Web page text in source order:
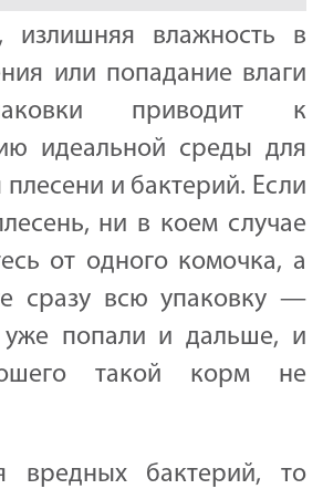
излишняя влажность в
или попадание влаги
приводит к
идеальной среды для
и бактерий. Если
ни в коем случае
от одного комочка, а
сразу всю упаковку —
попали и дальше, и
такой корм не
вредных бактерий, то